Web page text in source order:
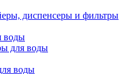
диспенсеры и фильтры
воды
для воды
воды